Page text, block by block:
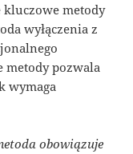
kluczowe metody
wyłączenia z
metody pozwala
wymaga
obowiązuje